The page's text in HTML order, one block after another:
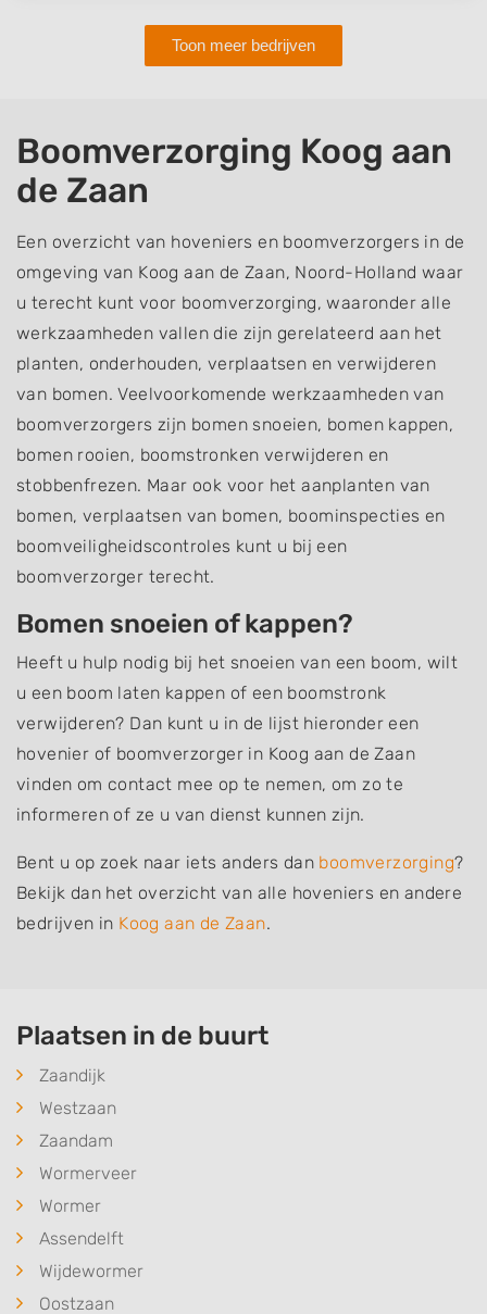
Toon meer bedrijven
Boomverzorging Koog aan
de Zaan
Een overzicht van hoveniers en boomverzorgers in de
omgeving van Koog aan de Zaan, Noord-Holland waar
u terecht kunt voor boomverzorging, waaronder alle
werkzaamheden vallen die zijn gerelateerd aan het
planten, onderhouden, verplaatsen en verwijderen
van bomen. Veelvoorkomende werkzaamheden van
boomverzorgers zijn bomen snoeien, bomen kappen,
bomen rooien, boomstronken verwijderen en
stobbenfrezen. Maar ook voor het aanplanten van
bomen, verplaatsen van bomen, boominspecties en
boomveiligheidscontroles kunt u bij een
boomverzorger terecht.
Bomen snoeien of kappen?
Heeft u hulp nodig bij het snoeien van een boom, wilt
u een boom laten kappen of een boomstronk
verwijderen? Dan kunt u in de lijst hieronder een
hovenier of boomverzorger in Koog aan de Zaan
vinden om contact mee op te nemen, om zo te
informeren of ze u van dienst kunnen zijn.
Bent u op zoek naar iets anders dan boomverzorging?
Bekijk dan het overzicht van alle hoveniers en andere
bedrijven in Koog aan de Zaan.
Plaatsen in de buurt
Zaandijk
Westzaan
Zaandam
Wormerveer
Wormer
Assendelft
Wijdewormer
Oostzaan